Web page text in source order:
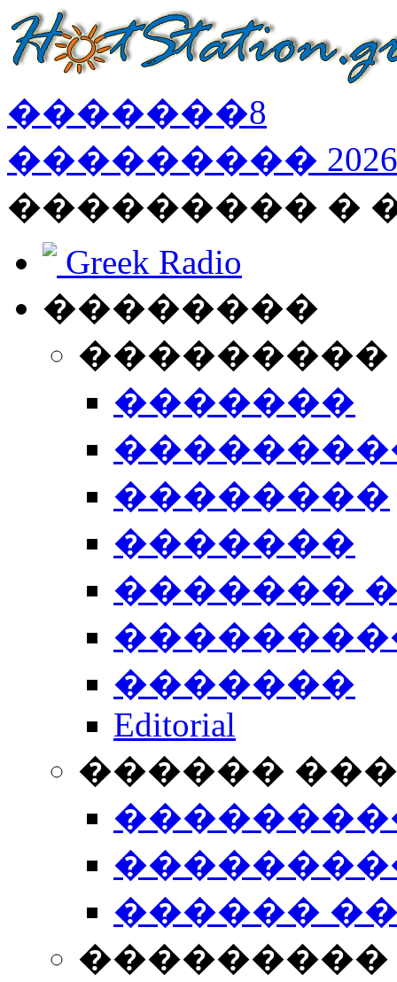
�������8
��������� 2026
��������� �
Greek Radio
��������
�������
��������
�������
�������
�������
Editorial
������
������
���������